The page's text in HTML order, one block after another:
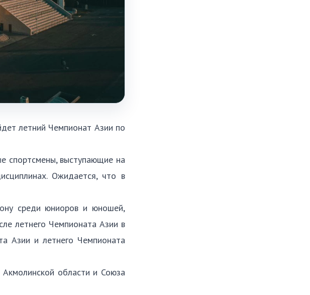
летний Чемпионат Азии по
спортсмены, выступающие на
Ожидается, что в
среди юниоров и юношей,
летнего Чемпионата Азии в
Азии и летнего Чемпионата
области и Союза